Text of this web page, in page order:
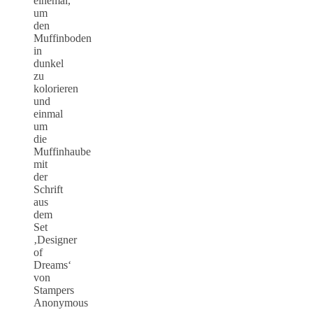
um
den
Muffinboden
in
dunkel
zu
kolorieren
und
einmal
um
die
Muffinhaube
mit
der
Schrift
aus
dem
Set
‚Designer
of
Dreams‘
von
Stampers
Anonymous